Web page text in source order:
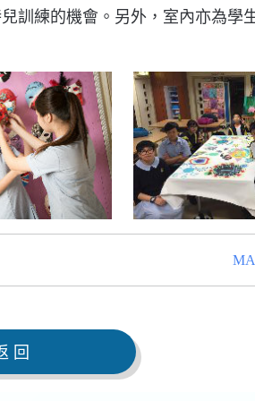
訓練的機會。另外，室內亦為學
回